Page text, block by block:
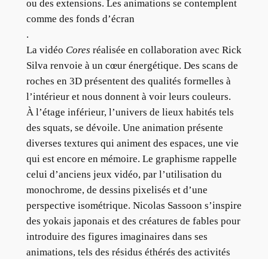
ou des extensions. Les animations se contemplent
comme des fonds d’écran
.
La vidéo Cores réalisée en collaboration avec Rick
Silva renvoie à un cœur énergétique. Des scans de
roches en 3D présentent des qualités formelles à
l’intérieur et nous donnent à voir leurs couleurs.
À l’étage inférieur, l’univers de lieux habités tels
des squats, se dévoile. Une animation présente
diverses textures qui animent des espaces, une vie
qui est encore en mémoire. Le graphisme rappelle
celui d’anciens jeux vidéo, par l’utilisation du
monochrome, de dessins pixelisés et d’une
perspective isométrique. Nicolas Sassoon s’inspire
des yokais japonais et des créatures de fables pour
introduire des figures imaginaires dans ses
animations, tels des résidus éthérés des activités